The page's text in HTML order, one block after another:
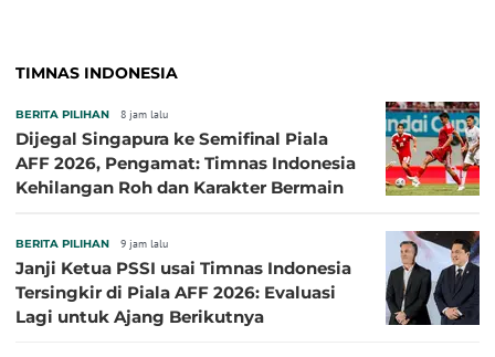
TIMNAS INDONESIA
BERITA PILIHAN 8 jam lalu
Dijegal Singapura ke Semifinal Piala
AFF 2026, Pengamat: Timnas Indonesia
Kehilangan Roh dan Karakter Bermain
BERITA PILIHAN 9 jam lalu
Janji Ketua PSSI usai Timnas Indonesia
Tersingkir di Piala AFF 2026: Evaluasi
Lagi untuk Ajang Berikutnya